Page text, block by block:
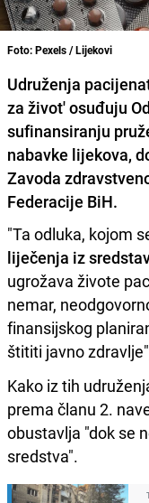
Foto: Pexels / Lijekovi
Udruženja
za život' osuđuju
sufinansiranju
nabavke lijekova,
Zavoda
Federacije BiH.
"Ta odluka, kojom
liječenja iz
ugrožava živote
nemar,
finansijskog
štititi javno
Kako iz tih
prema članu 2.
obustavlja "dok se
sredstva".